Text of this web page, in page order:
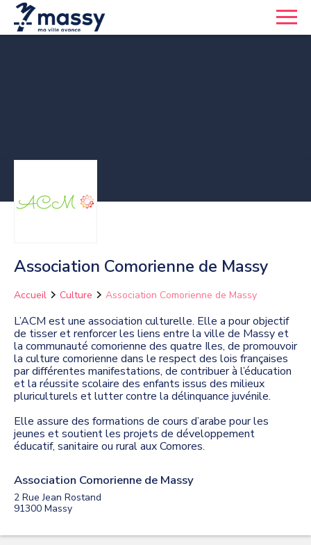
Association Comorienne de Massy
Accueil Culture Association Comorienne de Massy
L’ACM est une association culturelle. Elle a pour objectif
de tisser et renforcer les liens entre la ville de Massy et
la communauté comorienne des quatre Iles, de promouvoir
la culture comorienne dans le respect des lois françaises
par différentes manifestations, de contribuer à l’éducation
et la réussite scolaire des enfants issus des milieux
pluriculturels et lutter contre la délinquance juvénile.
Elle assure des formations de cours d’arabe pour les
jeunes et soutient les projets de développement
éducatif, sanitaire ou rural aux Comores.
Association Comorienne de Massy
2 Rue Jean Rostand
91300 Massy